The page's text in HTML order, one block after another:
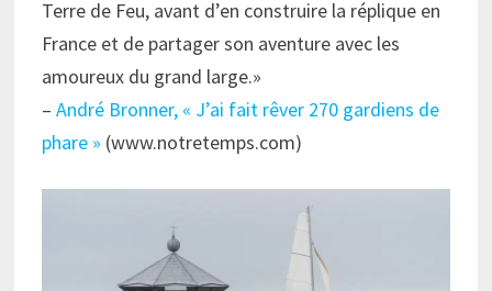
Terre de Feu, avant d’en construire la réplique en
France et de partager son aventure avec les
amoureux du grand large.»
– André Bronner, « J’ai fait rêver 270 gardiens de
phare » (www.notretemps.com)